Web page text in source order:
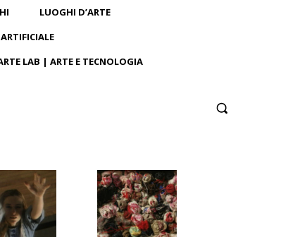
LUOGHI D’ARTE
LAB | ARTE E TECNOLOGIA